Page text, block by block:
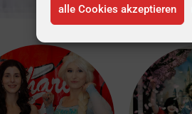
alle Cookies akzeptieren